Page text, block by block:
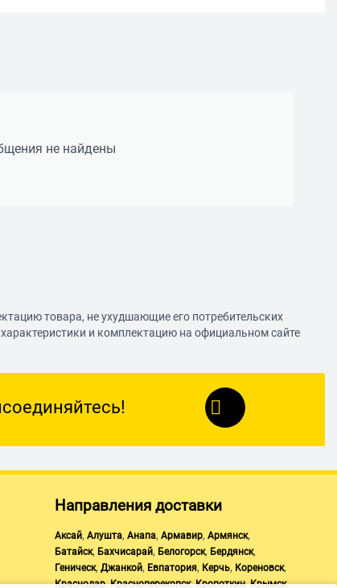
не найдены
товара, не ухудшающие его потребительских
и комплектацию на официальном сайте
Направления доставки
Аксай, Алушта, Анапа, Армавир, Армянск,
Батайск, Бахчисарай, Белогорск, Бердянск,
Геническ, Джанкой, Евпатория, Керчь, Кореновск,
Краснодар,Красноперекопск,Кропоткин,Крымск,